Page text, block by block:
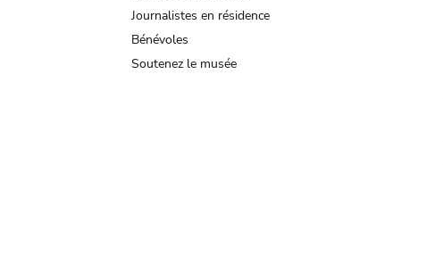
Journalistes en résidence
Bénévoles
Soutenez le musée